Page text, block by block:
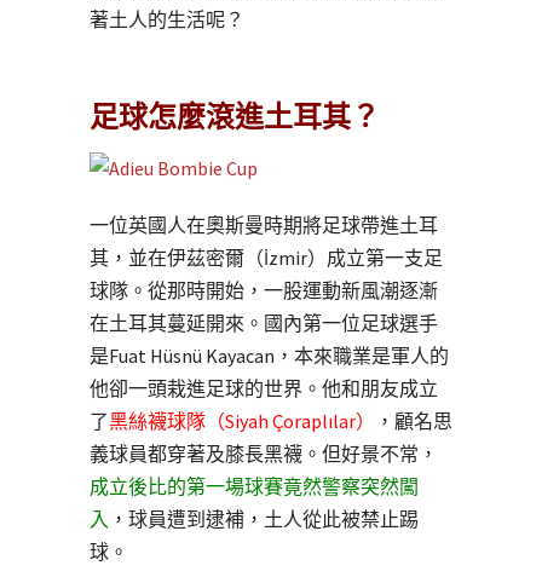
著土人的生活呢？
足球怎麼滾進土耳其？
一位英國人在奧斯曼時期將足球帶進土耳
其，並在伊茲密爾（İzmir）成立第一支足
球隊。從那時開始，一股運動新風潮逐漸
在土耳其蔓延開來。國內第一位足球選手
是Fuat Hüsnü Kayacan，本來職業是軍人的
他卻一頭栽進足球的世界。他和朋友成立
了黑絲襪球隊（Siyah Çoraplılar）
，顧名思
義球員都穿著及膝長黑襪。但好景不常，
成立後比的第一場球賽竟然警察突然闖
入 ，球員遭到逮補，土人從此被禁止踢
球。